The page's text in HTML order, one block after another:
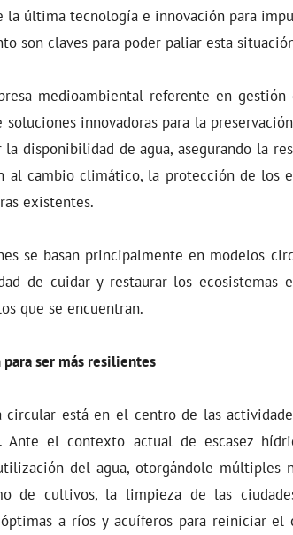
la última tecnología e innovación para
son claves para poder paliar esta
medioambiental referente en
soluciones innovadoras para la
la disponibilidad de agua, asegurando la
al cambio climático, la protección de los
existentes.
se basan principalmente en modelos
de cuidar y restaurar los ecosistemas
que se encuentran.
ser más resilientes
circular está en el centro de las
Ante el contexto actual de escasez
del agua, otorgándole múltiples
de cultivos, la limpieza de las
a ríos y acuíferos para reiniciar